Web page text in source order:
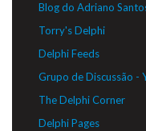
Blog do Adriano
Torry's Delphi
Delphi Feeds
Grupo de Discussão -
The Delphi Corner
Delphi Pages